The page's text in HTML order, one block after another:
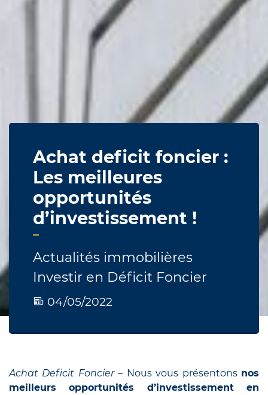
Achat deficit foncier :
Les meilleures
opportunités
d’investissement !
Actualités immobilières
Investir en Déficit Foncier
04/05/2022
Achat Deficit Foncier – Nous vous présentons nos
meilleurs opportunités d’investissement en